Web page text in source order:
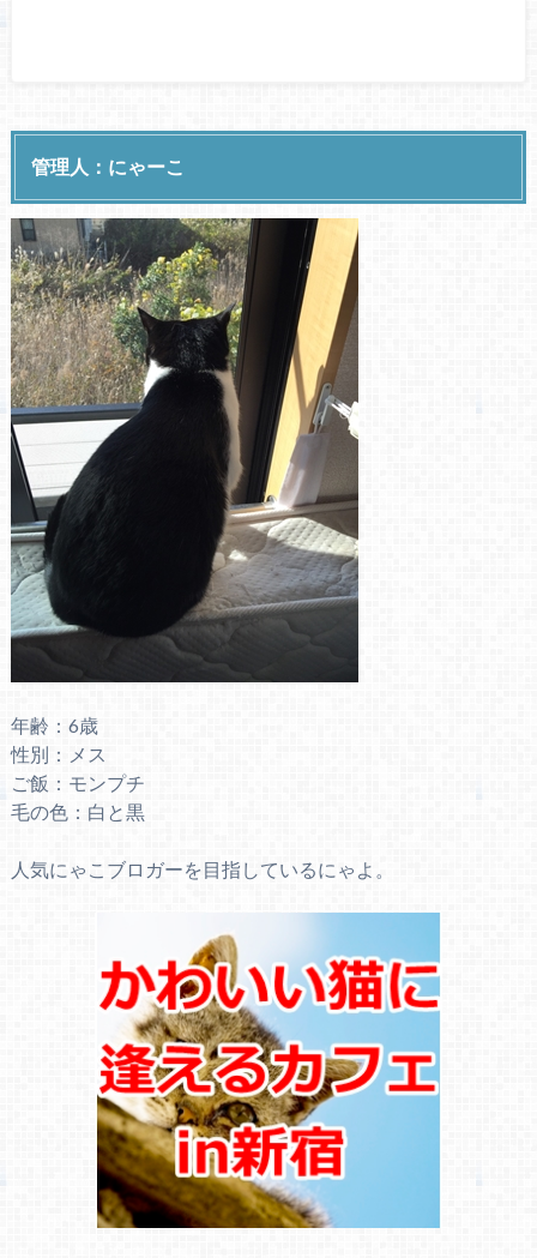
管理人：にゃーこ
年齢：6歳
性別：メス
ご飯：モンプチ
毛の色：白と黒
人気にゃこブロガーを目指しているにゃよ。